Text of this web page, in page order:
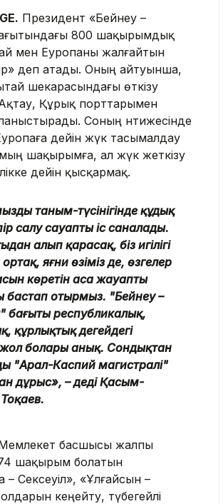
Президент «Бейнеу –
800 шақырымдық
мен Еуропаны жалғайтын
деп атады. Оның айтуынша,
шекарасындағы өткізу
Ақтау, Құрық порттарымен
Соның нәтижесінде
дейін жүк тасымалдау
шақырымға, ал жүк жеткізу
дейін қысқармақ.
таным-түсінігінде құдық
салу сауапты іс саналады.
алып қарасақ, біз игілігі
яғни өзіміз де, өзгелер
көретін аса жауапты
отырмыз. "Бейнеу –
бағыты республикалық,
құрлықтық деңгейдегі
болары анық. Сондықтан
"Арал-Каспий магистралі"
дұрыс», – деді Қасым-
басшысы жалпы
шақырым болатын
Сексеуіл», «Ұлғайсын –
кеңейту, түбегейлі